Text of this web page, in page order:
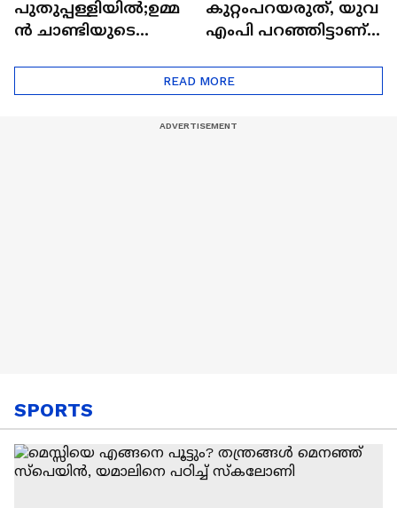
പുതുപ്പള്ളിയിൽ;ഉമ്മ
ൻ ചാണ്ടിയുടെ
പുഷ്പാർച്ചന നടത്തി
| VD Satheesan |
കുറ്റംപറയരുത്, യുവ
എംപി പറഞ്ഞിട്ടാണ്
നടത്തിയത്: കെ
ബാബു | K Babu
READ MORE
SPORTS